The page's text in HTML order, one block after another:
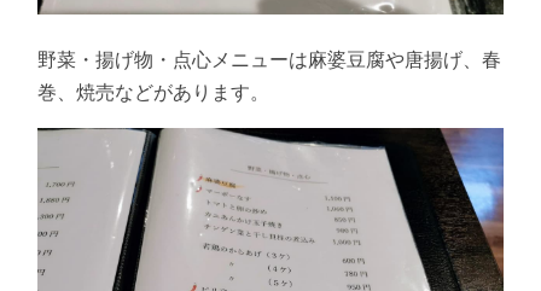
野菜・揚げ物・点心メニューは麻婆豆腐や唐揚げ、春
巻、焼売などがあります。